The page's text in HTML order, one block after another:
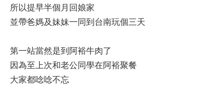
所以提早半個月回娘家
並帶爸媽及妹妹一同到台南玩個三天
第一站當然是到阿裕牛肉了
因為至上次和老公同學在阿裕聚餐
大家都唸唸不忘